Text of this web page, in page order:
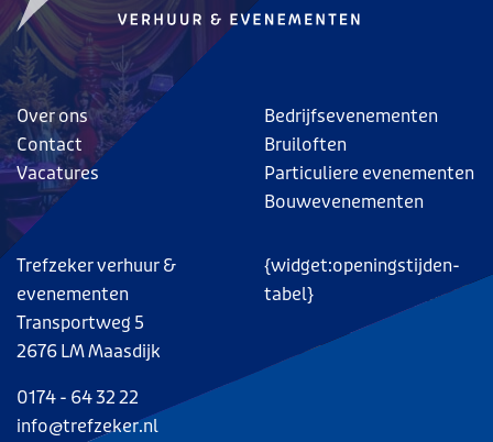
Over ons
Contact
Vacatures
Bedrijfsevenementen
Bruiloften
Particuliere evenementen
Bouwevenementen
Trefzeker verhuur &
evenementen
Transportweg 5
2676 LM Maasdijk
0174 - 64 32 22
info@trefzeker.nl
{widget:openingstijden-
tabel}